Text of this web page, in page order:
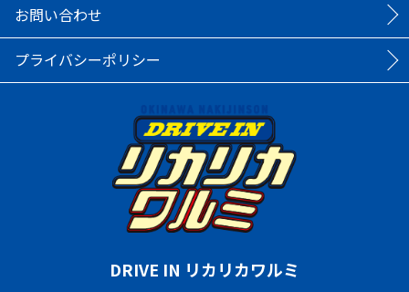
お問い合わせ
プライバシーポリシー
DRIVE IN リカリカワルミ